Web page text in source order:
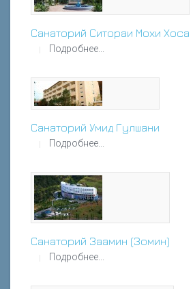
Санаторий Ситораи Мохи Хоса
Подробнее...
Санаторий Умид Гулшани
Подробнее...
Санаторий Заамин (Зомин)
Подробнее...